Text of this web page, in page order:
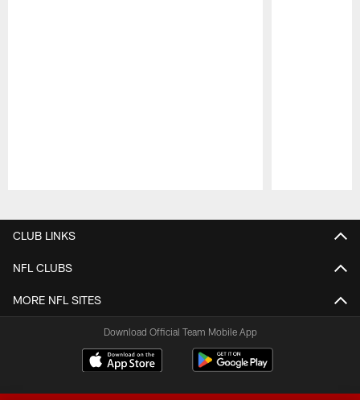
CLUB LINKS
NFL CLUBS
MORE NFL SITES
Download Official Team Mobile App